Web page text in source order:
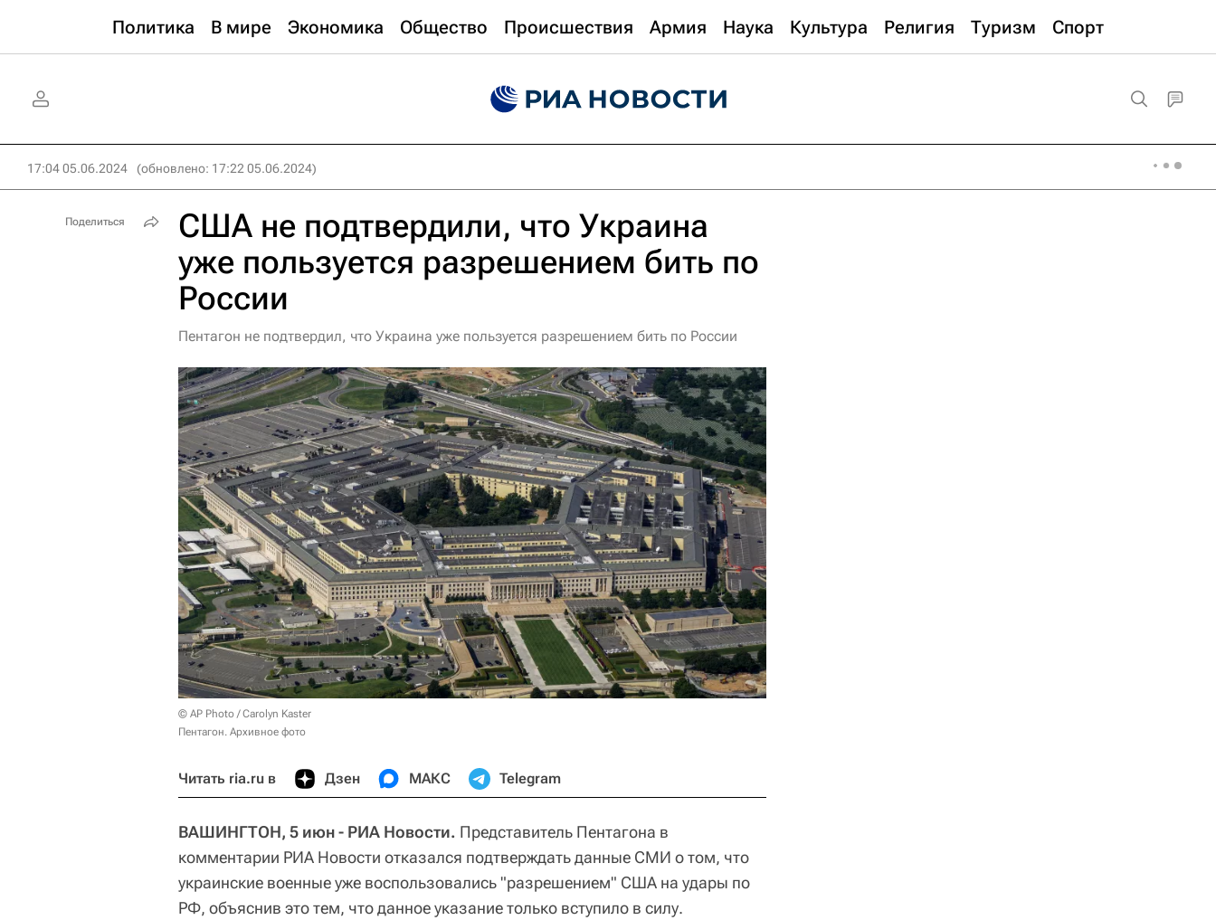
Политика В мире Экономика Общество Происшествия Армия Наука Культура Религия Туризм Спорт
17:04 05.06.2024 (обновлено: 17:22 05.06.2024)
США не подтвердили, что Украина
уже пользуется разрешением бить по
России
Пентагон не подтвердил, что Украина уже пользуется разрешением бить по России
© AP Photo / Carolyn Kaster
Пентагон. Архивное фото
Читать ria.ru в Дзен МАКС Telegram
ВАШИНГТОН, 5 июн - РИА Новости. Представитель Пентагона в
комментарии РИА Новости отказался подтверждать данные СМИ о том, что
украинские военные уже воспользовались "разрешением" США на удары по
РФ, объяснив это тем, что данное указание только вступило в силу.
Поделиться